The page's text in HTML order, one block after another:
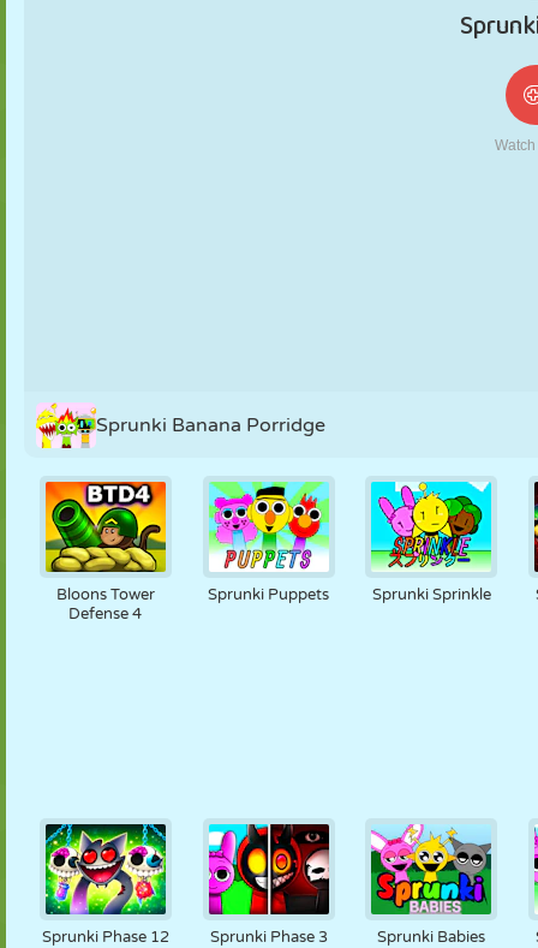
TRIPS-TRAPS-
TRULL
Sprunki Banana Porridge
Bloons Tower
Defense 4
Sprunki Puppets Sprunki Sprinkle
Sprunki Phase 12 Sprunki Phase 3 Sprunki Babies